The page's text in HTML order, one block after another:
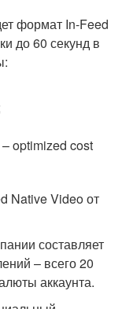
формат In-Feed
до 60 секунд в
optimized cost
Native Video от
составляет
– всего 20
аккаунта.